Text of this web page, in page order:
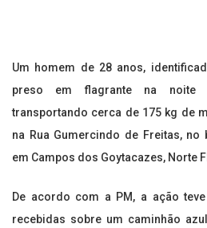
Um homem de 28 anos,
preso em flagrante na noite
transportando cerca de 175 kg de
na Rua Gumercindo de Freitas,
em Campos dos Goytacazes, Norte
De acordo com a PM, a ação
recebidas sobre um caminhão